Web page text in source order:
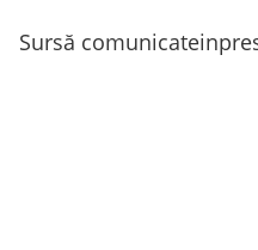
Sursă